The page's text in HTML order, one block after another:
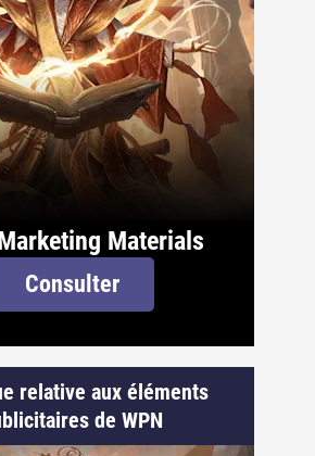
Materials
Consulter
relative aux éléments
de WPN